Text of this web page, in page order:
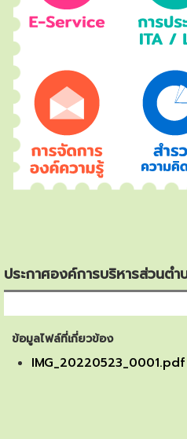
ประกาศองค์การบริหารส่วนต
ข้อมูลไฟล์ที่เกี่ยวข้อง
IMG_20220523_0001.pdf